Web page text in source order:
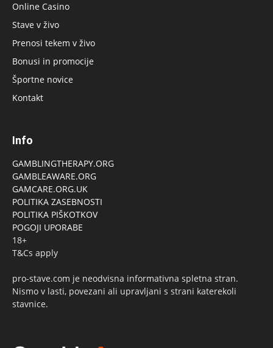
Online Casino
Stave v živo
Prenosi tekem v živo
Bonusi in promocije
Športne novice
Kontakt
Info
GAMBLINGTHERAPY.ORG
GAMBLEAWARE.ORG
GAMCARE.ORG.UK
POLITIKA ZASEBNOSTI
POLITIKA PIŠKOTKOV
POGOJI UPORABE
18+
T&Cs apply
pro-stave.com je neodvisna informativna spletna stran.
Nismo v lasti, povezani ali upravljani s strani katerekoli
stavnice.